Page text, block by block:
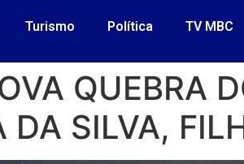
Turismo Política TV MBC
QUEBRA
DA SILVA,